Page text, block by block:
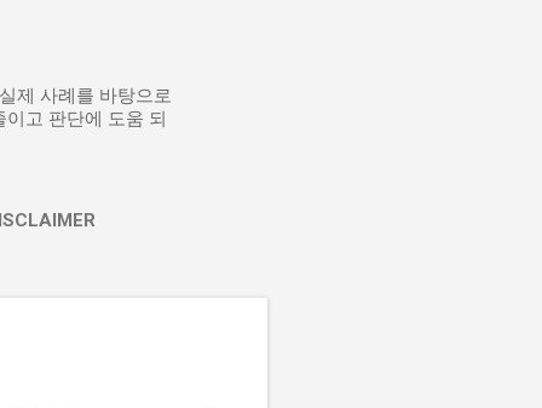
제 사례를 바탕으로
고 판단에 도움 되